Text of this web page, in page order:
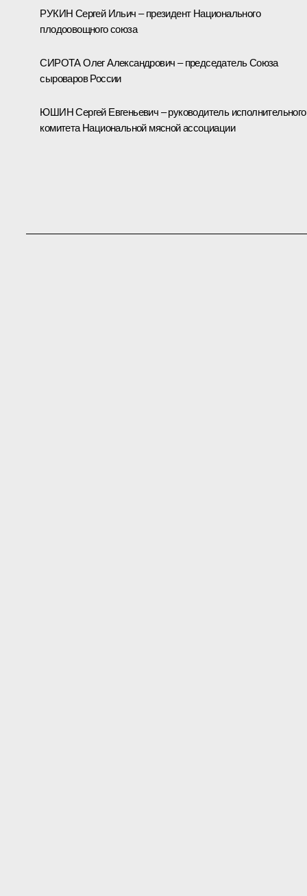
РУКИН Сергей Ильич – президент Национального
плодоовощного союза
СИРОТА Олег Александрович – председатель Союза
сыроваров России
ЮШИН Сергей Евгеньевич – руководитель исполнительного
комитета Национальной мясной ассоциации